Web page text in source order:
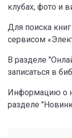
клубах, фото и
Для поиска
сервисом
В разделе
записаться в
Информацию о
разделе